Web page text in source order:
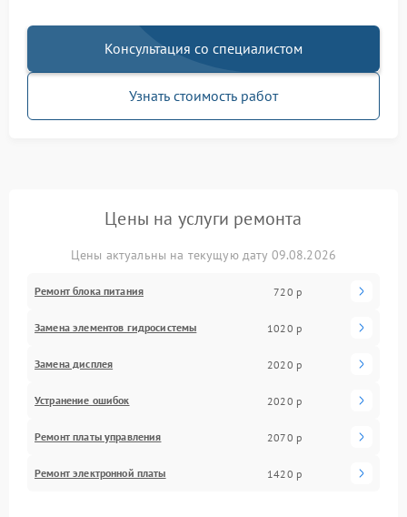
Консультация со специалистом
Узнать стоимость работ
Цены на услуги ремонта
Цены актуальны на текущую дату 09.08.2026
Ремонт блока питания 720 р
Замена элементов гидросистемы 1020 р
Замена дисплея 2020 р
Устранение ошибок 2020 р
Ремонт платы управления 2070 р
Ремонт электронной платы 1420 р